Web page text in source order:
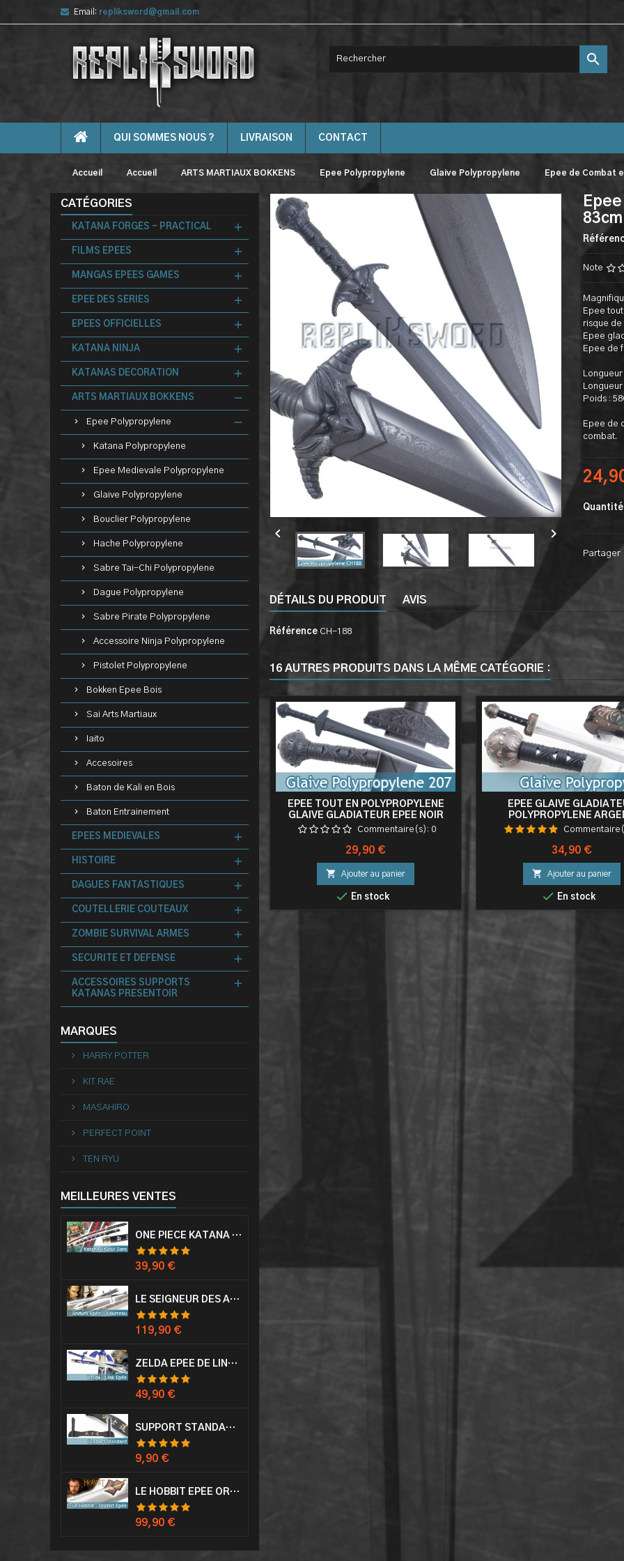
Email: repliksword@gmail.com

QUI SOMMES NOUS ? LIVRAISON CONTACT
Accueil Accueil ARTS MARTIAUX BOKKENS Epee Polypropylene Glaive Polypropylene Epee de Combat
CATÉGORIES
KATANA FORGES - PRACTICAL
FILMS EPEES
MANGAS EPEES GAMES
EPEE DES SERIES
EPEES OFFICIELLES
KATANA NINJA
KATANAS DECORATION
ARTS MARTIAUX BOKKENS
Epee Polypropylene
Katana Polypropylene
Epee Medievale Polypropylene
Glaive Polypropylene
Bouclier Polypropylene
Hache Polypropylene
Sabre Tai-Chi Polypropylene
Dague Polypropylene
Sabre Pirate Polypropylene
Accessoire Ninja Polypropylene
Pistolet Polypropylene
Bokken Epee Bois
Sai Arts Martiaux
Iaito
Accesoires
Baton de Kali en Bois
Baton Entrainement
EPEES MEDIEVALES
HISTOIRE
DAGUES FANTASTIQUES
COUTELLERIE COUTEAUX
ZOMBIE SURVIVAL ARMES
SECURITE ET DEFENSE
ACCESSOIRES SUPPORTS
KATANAS PRESENTOIR
MARQUES
HARRY POTTER
KIT RAE
MASAHIRO
PERFECT POINT
TEN RYU
MEILLEURES VENTES
ONE PIECE KATANA ZORO RORONOA SHUSUI EPÉE SABRE ACIER
Prix
39,90 €
LE SEIGNEUR DES ANNEAUX EPÉE ANDURIL ARAGORN
Prix
119,90 €
ZELDA EPÉE DE LINK AVEC FOURREAU MASTER SWORD EPEE
Prix
49,90 €
SUPPORT STANDARD KATANA EPÉE
Prix
9,90 €
LE HOBBIT EPÉE ORCRIST EPÉE DE THORIN SABRE + PLAQUE MURALE EN BOIS
Prix
99,90 €
 
Note
Epee
risque de
Epee
Epee de
Poids :
Epee de
combat.
Quantité
Partager
DÉTAILS DU PRODUIT AVIS
Référence CH-188
16 AUTRES PRODUITS DANS LA MÊME CATÉGORIE :
EPEE TOUT EN POLYPROPYLENE
GLAIVE GLADIATEUR EPEE NOIR
ENTRAINEMENT EPEE DE FRAPPE
Commentaire(s): 0
Prix
29,90 €
 Ajouter au panier
 En stock
EPEE GLAIVE
POLYPROPYLENE
ENTRAINEMENT
Prix
34,90 €
 Ajouter au panier
 En stock